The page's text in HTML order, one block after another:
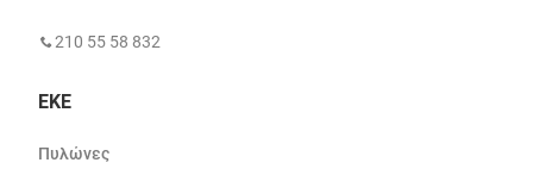
210 55 58 832
ΕΚΕ
Πυλώνες